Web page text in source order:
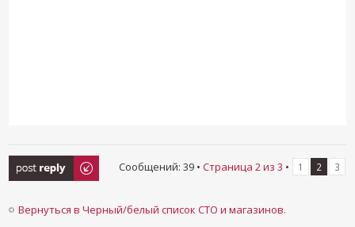
Ответить Сообщений: 39 • Страница 2из 3 • 1 2 3
Вернуться в Черный/белый список СТО и магазинов.